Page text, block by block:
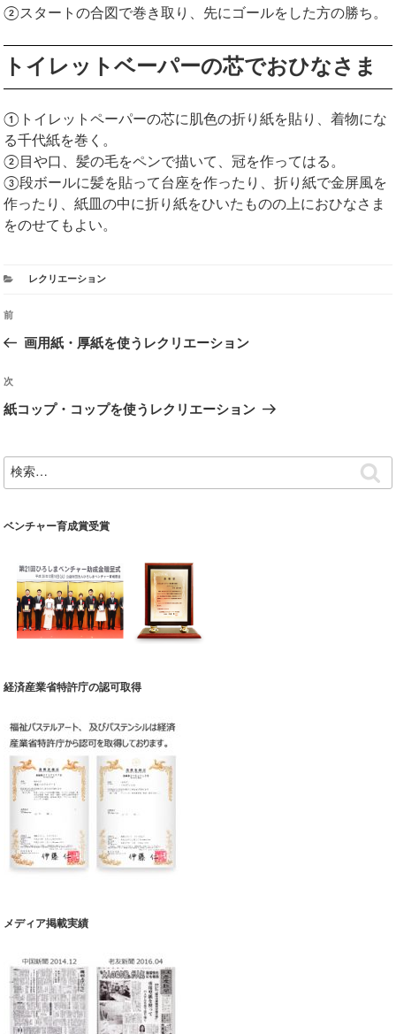
②スタートの合図で巻き取り、先にゴールをした方の勝ち。
トイレットベーパーの芯でおひなさま
①トイレットペーパーの芯に肌色の折り紙を貼り、着物にな
る千代紙を巻く。
②目や口、髪の毛をペンで描いて、冠を作ってはる。
③段ボールに髪を貼って台座を作ったり、折り紙で金屏風を
作ったり、紙皿の中に折り紙をひいたものの上におひなさま
をのせてもよい。
カ
レクリエーション
投
稿
ナ
ビ
ゲ
ー
シ
ン
前
の
稿
前
画用紙・厚紙を使うレクリエーション
次
の
次
紙コップ・コップを使うレクリエーション
検
索
ベンチャー育成賞受賞
経済産業省特許庁の認可取得
メディア掲載実績